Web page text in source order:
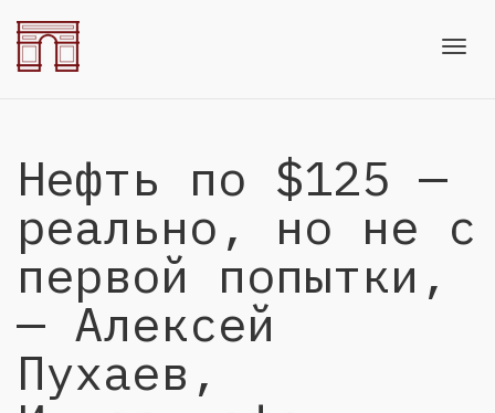
Нефть по $125 —
реально, но не с
первой попытки,
— Алексей
Пухаев,